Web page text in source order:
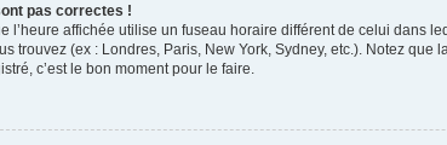
pas correctes !
l’heure affichée utilise un fuseau horaire différent de celui dans
trouvez (ex : Londres, Paris, New York, Sydney, etc.). Notez
c’est le bon moment pour le faire.